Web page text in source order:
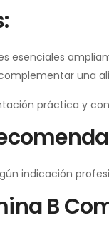
esenciales
una
práctica y
indicación
B